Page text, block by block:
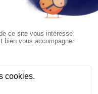
du pape Léon
suivre sur KTO le
Argentine et
novembre 2026